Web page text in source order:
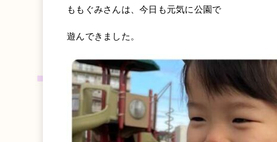
ももぐみさんは、今日も元気に公園で
遊んできました。